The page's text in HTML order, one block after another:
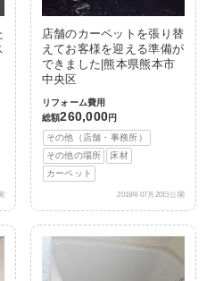
店舗のカーペットを張り替
えてお客様を迎える準備が
できました|熊本県熊本市
中央区
リフォーム費用
総額260,000円
その他（店舗・事務所）
その他の場所
床材
カーペット
2018年07月20日公開